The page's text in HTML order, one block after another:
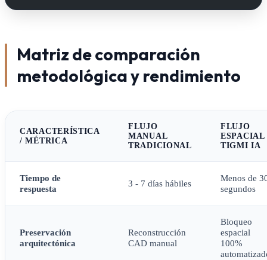
Matriz de comparación
metodológica y rendimiento
CARACTERÍSTICA
/ MÉTRICA
FLUJO
MANUAL
TRADICIONAL
FLUJO
ESPACIAL
TIGMI IA
Tiempo de
respuesta
3 - 7 días hábiles
Menos de
segundos
Preservación
arquitectónica
Reconstrucción
CAD manual
Bloqueo
espacial
100%